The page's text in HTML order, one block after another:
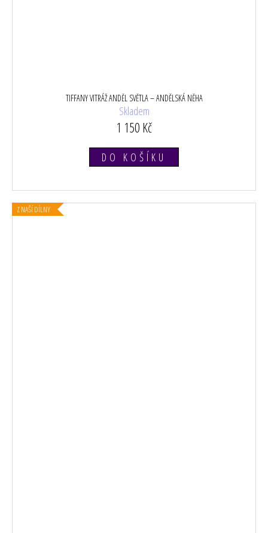
TIFFANY VITRÁŽ ANDĚL SVĚTLA – ANDĚLSKÁ NĚHA
Skladem
1 150 Kč
DO KOŠÍKU
Z NAŠÍ DÍLNY